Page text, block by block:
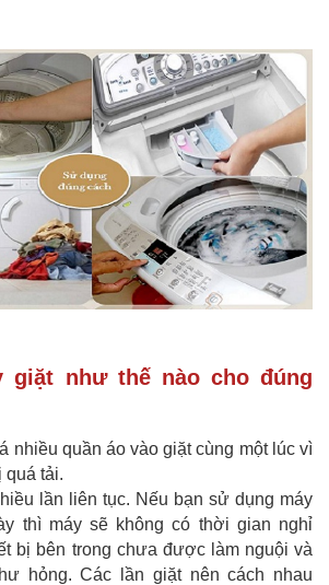
giặt như thế nào cho đúng
nhiều quần áo vào giặt cùng một lúc vì
quá tải.
lần liên tục. Nếu bạn sử dụng máy
thì máy sẽ không có thời gian nghỉ
bị bên trong chưa được làm nguội và
hỏng. Các lần giặt nên cách nhau